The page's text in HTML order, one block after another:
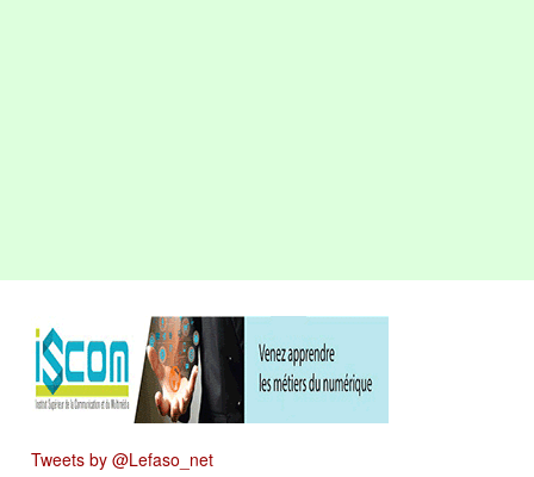
Tweets by @Lefaso_net